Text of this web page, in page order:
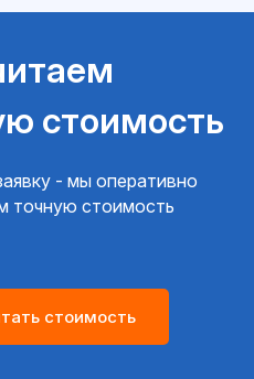
стоимость
- мы оперативно
точную стоимость
стоимость